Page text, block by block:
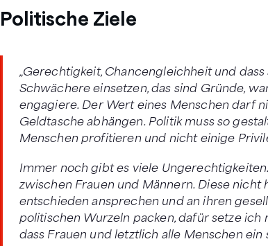
Politische Ziele
„Gerechtigkeit, Chancengleichheit und
Schwächere einsetzen, das sind Gründe,
engagiere. Der Wert eines Menschen darf
Geldtasche abhängen. Politik muss so
Menschen profitieren und nicht einige
Immer noch gibt es viele
zwischen Frauen und Männern. Diese nicht
entschieden ansprechen und an ihren
politischen Wurzeln packen, dafür setze ich
dass Frauen und letztlich alle Menschen